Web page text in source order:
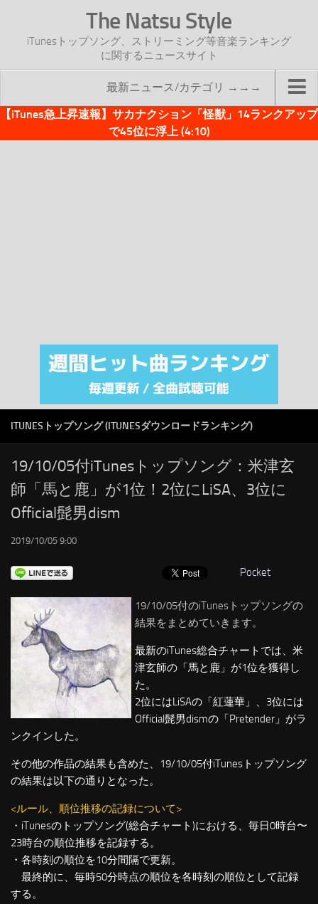
The Natsu Style
iTunesトップソング、ストリーミング等音楽ランキング
に関するニュースサイト
最新ニュース/カテゴリ →→→
TOP
注目カテゴリ
オリジナルiTunes週間トップソング
RSS
LINKS
【iTunes急上昇速報】サカナクション「怪獣」14ランクアップ
で45位に浮上 (4:10)
ITUNESトップソング (ITUNESダウンロードランキング)
19/10/05付iTunesトップソング：米津玄
師「馬と鹿」が1位！2位にLiSA、3位に
Official髭男dism
2019/10/05 9:00
Pocket
19/10/05付のiTunesトップソングの
結果をまとめていきます。
最新のiTunes総合チャートでは、米
津玄師の「馬と鹿」が1位を獲得し
た。
2位にはLiSAの「紅蓮華」、3位には
Official髭男dismの「Pretender」がラ
ンクインした。
その他の作品の結果も含めた、19/10/05付iTunesトップソング
の結果は以下の通りとなった。
<ルール、順位推移の記録について>
・iTunesのトップソング(総合チャート)における、毎日0時台〜
23時台の順位推移を記録する。
・各時刻の順位を10分間隔で更新。
最終的に、毎時50分時点の順位を各時刻の順位として記録
する。